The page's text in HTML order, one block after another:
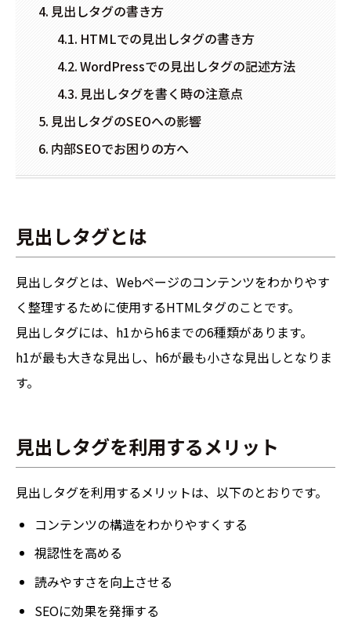
見出しタグの書き方
HTMLでの見出しタグの書き方
WordPressでの見出しタグの記述方法
見出しタグを書く時の注意点
見出しタグのSEOへの影響
内部SEOでお困りの方へ
見出しタグとは
見出しタグとは、Webページのコンテンツをわかりやす
く整理するために使用するHTMLタグのことです。
見出しタグには、h1からh6までの6種類があります。
h1が最も大きな見出し、h6が最も小さな見出しとなりま
す。
見出しタグを利用するメリット
見出しタグを利用するメリットは、以下のとおりです。
コンテンツの構造をわかりやすくする
視認性を高める
読みやすさを向上させる
SEOに効果を発揮する